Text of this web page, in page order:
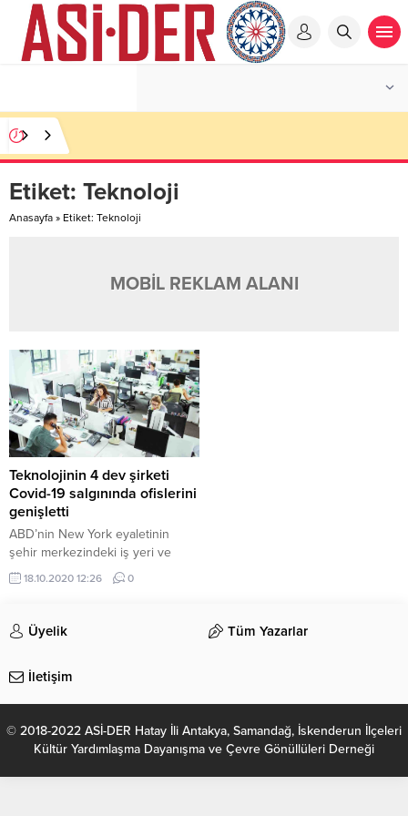
Etiket: Teknoloji
Anasayfa » Etiket: Teknoloji
MOBİL REKLAM ALANI
Teknolojinin 4 dev şirketi
Covid-19 salgınında ofislerini
genişletti
ABD’nin New York eyaletinin
şehir merkezindeki iş yeri ve
büyük ofis binaları yeni tip corona
virüs (Covid-19) salgını nedeniyle
teknoloji şirketleri şehirde yeni
ofis kiralamayı ve kapasitelerini
Times gazetesinde yer alan
dünyanın en...
18.10.2020 12:26 0
Üyelik Tüm Yazarlar
İletişim
© 2018-2022 ASİ-DER Hatay İli Antakya, Samandağ, İskenderun İlçeleri
Kültür Yardımlaşma Dayanışma ve Çevre Gönüllüleri Derneği